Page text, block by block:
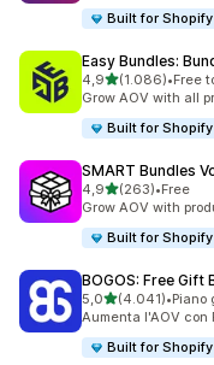
Built for Shopify
Easy Bundles:
4,9stelle su 5
(1.086)
1086 recensioni
•Free
Grow AOV with all
Built for Shopify
SMART Bundles
4,9stelle su 5
(263)
263 recensioni totali
•Free
Grow AOV with
Built for Shopify
BOGOS: Free Gift
5,0stelle su 5
(4.041)
4041 recensioni
•Piano
Aumenta l'AOV
Built for Shopify